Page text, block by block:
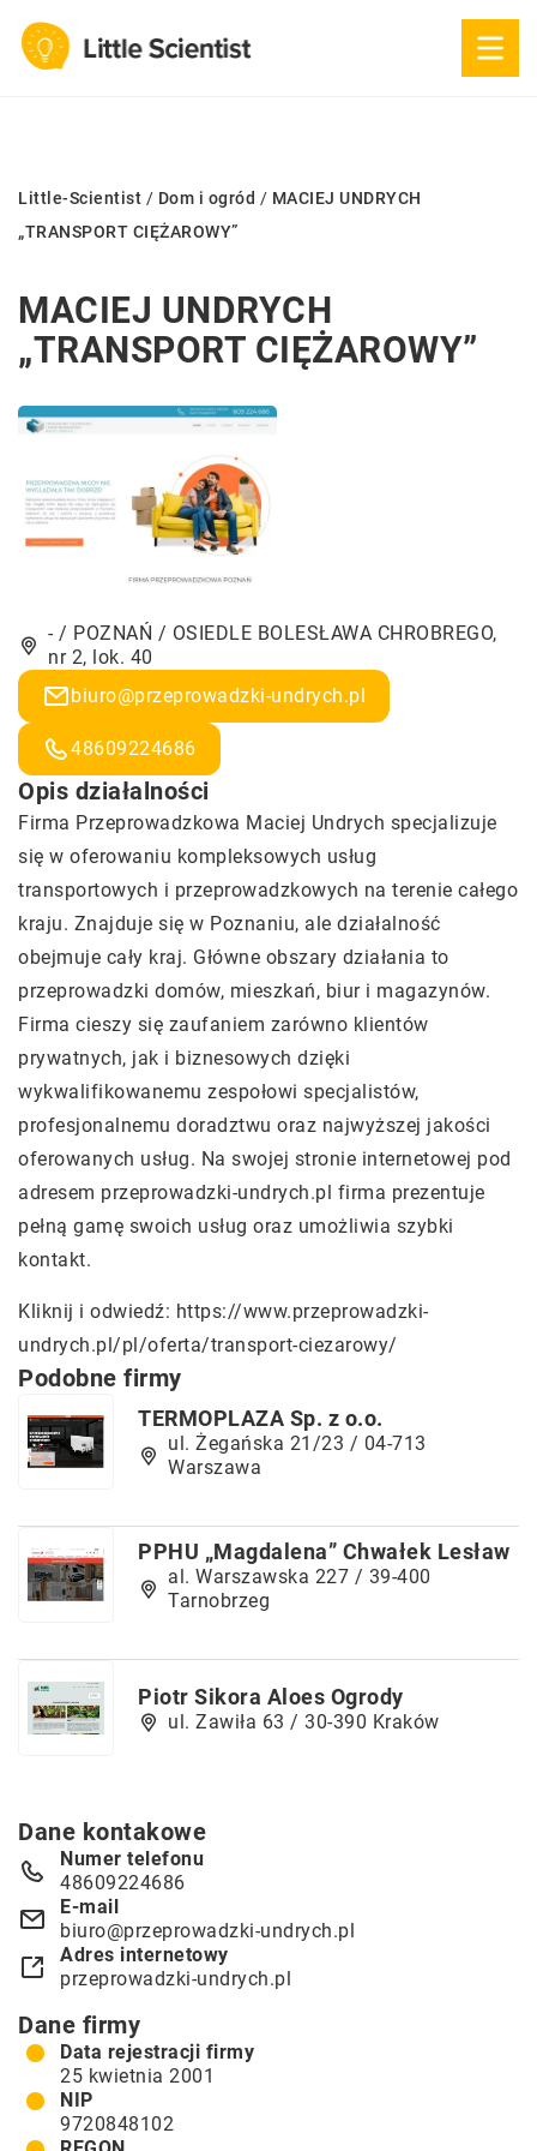
Little-Scientist / Dom i ogród / MACIEJ UNDRYCH
„TRANSPORT CIĘŻAROWY”
MACIEJ UNDRYCH
„TRANSPORT CIĘŻAROWY”
- / POZNAŃ / OSIEDLE BOLESŁAWA CHROBREGO,
nr 2, lok. 40
biuro@przeprowadzki-undrych.pl
48609224686
Opis działalności
Firma Przeprowadzkowa Maciej Undrych specjalizuje
się w oferowaniu kompleksowych usług
transportowych i przeprowadzkowych na terenie całego
kraju. Znajduje się w Poznaniu, ale działalność
obejmuje cały kraj. Główne obszary działania to
przeprowadzki domów, mieszkań, biur i magazynów.
Firma cieszy się zaufaniem zarówno klientów
prywatnych, jak i biznesowych dzięki
wykwalifikowanemu zespołowi specjalistów,
profesjonalnemu doradztwu oraz najwyższej jakości
oferowanych usług. Na swojej stronie internetowej pod
adresem przeprowadzki-undrych.pl firma prezentuje
pełną gamę swoich usług oraz umożliwia szybki
kontakt.
Kliknij i odwiedź: https://www.przeprowadzki-
undrych.pl/pl/oferta/transport-ciezarowy/
Podobne firmy
TERMOPLAZA Sp. z o.o.
ul. Żegańska 21/23 / 04-713
Warszawa
PPHU „Magdalena” Chwałek Lesław
al. Warszawska 227 / 39-400
Tarnobrzeg
Piotr Sikora Aloes Ogrody
ul. Zawiła 63 / 30-390 Kraków
Dane kontakowe
Numer telefonu
48609224686
E-mail
biuro@przeprowadzki-undrych.pl
Adres internetowy
przeprowadzki-undrych.pl
Dane firmy
Data rejestracji firmy
25 kwietnia 2001
NIP
9720848102